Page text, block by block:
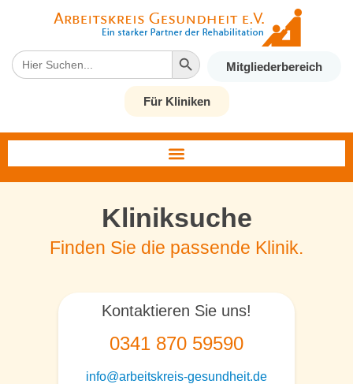
Search
for:
Search Button
Mitgliederbereich
Für Kliniken
Kliniksuche
Finden Sie die passende Klinik.
Kontaktieren Sie uns!
0341 870 59590
info@arbeitskreis-gesundheit.de